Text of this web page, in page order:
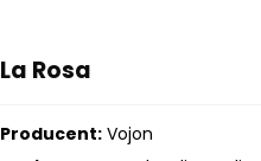
La Rosa
Producent: Vojon